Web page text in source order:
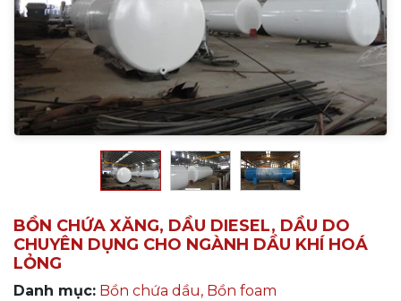
BỒN CHỨA XĂNG, DẦU DIESEL, DẦU DO
CHUYÊN DỤNG CHO NGÀNH DẦU KHÍ HOÁ
LỎNG
Danh mục: Bồn chứa dầu, Bồn foam